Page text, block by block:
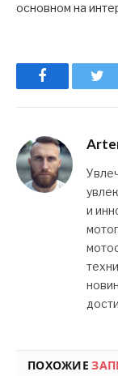
основном на
Facebook
и
ПОХОЖИЕ